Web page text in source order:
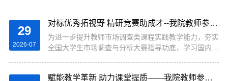
29
2026-07
对标优秀拓视野 精研竞赛助成才--我院教师参加全国统计调查骨干教师实践教学专题培训会
为进一步提升教师市场调查类课程实践教学能力，夯实
全国大学生市场调查与分析大赛指导功底，学习国内优
赋能教学革新 助力课堂提质——我院教师参加人工智能赋能PBL项目式学习创新设计实战训练营